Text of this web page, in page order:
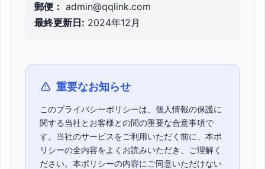
郵便： admin@qqlink.com
最終更新日: 2024年12月
重要なお知らせ
このプライバシーポリシーは、個人情報の保護に
関する当社とお客様との間の重要な合意事項で
す。当社のサービスをご利用いただく前に、本ポ
リシーの全内容をよくお読みいただき、ご理解く
ださい。本ポリシーの内容にご同意いただけない